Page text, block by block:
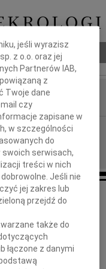
Koledze
Trębaczowi
jeśli wyrazisz
z o.o. oraz jej
Partnerów IAB,
z
Twoje dane
czy
zapisane w
w szczególności
do
serwisach,
treści w nich
Jeśli nie
jej zakres lub
przejdź do
także do
łączone z danymi